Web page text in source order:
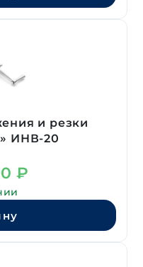
и резки
ИНВ-20
₽